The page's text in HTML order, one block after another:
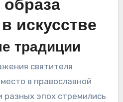
искусстве
традиции
святителя
в православной
разных эпох стремились